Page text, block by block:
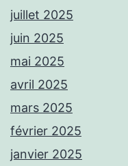
juillet 2025
juin 2025
mai 2025
avril 2025
mars 2025
février 2025
janvier 2025